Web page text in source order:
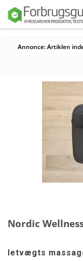
Annonce: Artiklen
Nordic
letvægts